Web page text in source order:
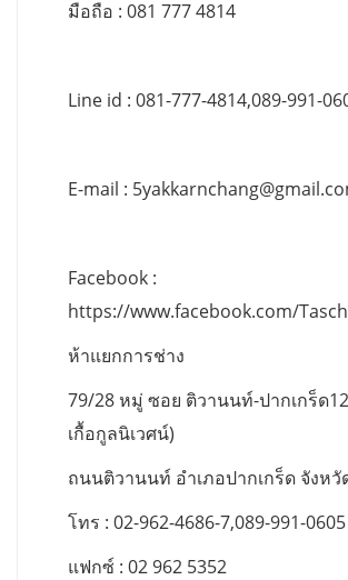
มือถือ : 081 777 4814
Line id : 081-777-4814,089-991-
E-mail :
Facebook :
https://www.facebook.com/
ห้าแยกการช่าง
79/28 หมู่ ซอย ติวานนท์-ปากเกร็ด
เกื้อกูลนิเวศน์)
ถนนติวานนท์ อำเภอปากเกร็ด จังห
โทร : 02-962-4686-7,089-991-0605
แฟกซ์ : 02 962 5352